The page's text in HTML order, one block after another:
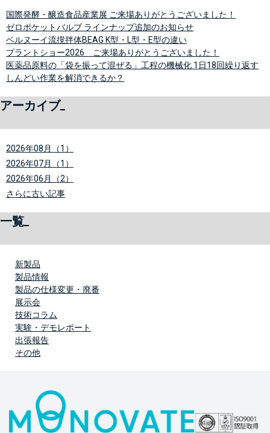
国際発酵・醸造食品産業展 ご来場ありがとうございました！
ゼロポケットバルブ ラインナップ追加のお知らせ
ベルヌーイ流撹拌体BEAG K型・L型・E型の違い
プラントショー2026 ご来場ありがとうございました！
医薬品原料の「袋を振って混ぜる」工程の機械化 1日18回繰り返す
しんどい作業を解消できるか？
アーカイブ
2026年08月（1）
2026年07月（1）
2026年06月（2）
さらに古い記事
一覧
新製品
製品情報
製品の仕様変更・廃番
展示会
技術コラム
実験・デモレポート
出張報告
その他